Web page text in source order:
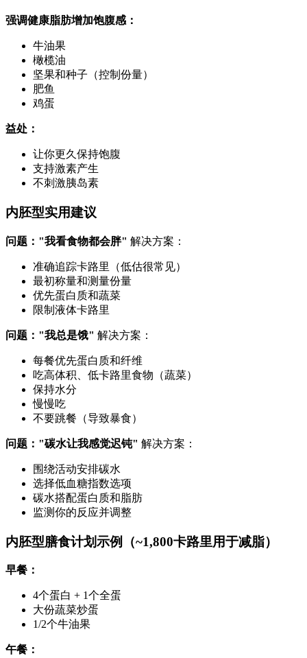
强调健康脂肪增加饱腹感：
牛油果
橄榄油
坚果和种子（控制份量）
肥鱼
鸡蛋
益处：
让你更久保持饱腹
支持激素产生
不刺激胰岛素
内胚型实用建议
问题："我看食物都会胖" 解决方案：
准确追踪卡路里（低估很常见）
最初称量和测量份量
优先蛋白质和蔬菜
限制液体卡路里
问题："我总是饿" 解决方案：
每餐优先蛋白质和纤维
吃高体积、低卡路里食物（蔬菜）
保持水分
慢慢吃
不要跳餐（导致暴食）
问题："碳水让我感觉迟钝" 解决方案：
围绕活动安排碳水
选择低血糖指数选项
碳水搭配蛋白质和脂肪
监测你的反应并调整
内胚型膳食计划示例（~1,800卡路里用于减脂）
早餐：
4个蛋白 + 1个全蛋
大份蔬菜炒蛋
1/2个牛油果
午餐：